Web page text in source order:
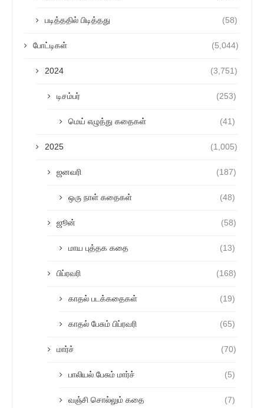
படித்ததில் பிடித்தது (58)
போட்டிகள் (5,044)
2024 (3,751)
டிசம்பர் (253)
மெய் எழுத்து கதைகள் (41)
2025 (1,005)
ஜனவரி (187)
ஒரு நாள் கதைகள் (48)
ஜூன் (58)
மாய புத்தக கதை (13)
பிப்ரவரி (168)
காதல் படக்கதைகள் (19)
காதல் பேசும் பிப்ரவரி (65)
மார்ச் (70)
பாலியல் பேசும் மார்ச் (5)
வஞ்சி சொல்லும் கதை (7)